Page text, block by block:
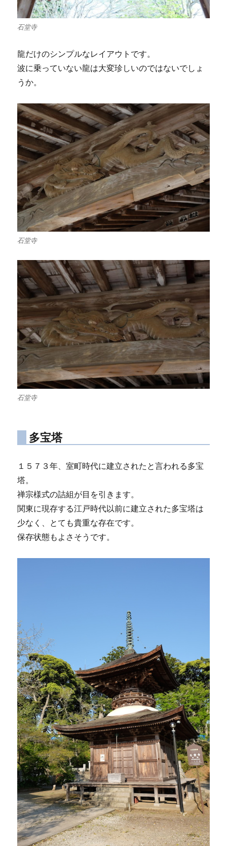
石堂寺
龍だけのシンプルなレイアウトです。
波に乗っていない龍は大変珍しいのではないでしょ
うか。
石堂寺
石堂寺
多宝塔
１５７３年、室町時代に建立されたと言われる多宝
塔。
禅宗様式の詰組が目を引きます。
関東に現存する江戸時代以前に建立された多宝塔は
少なく、とても貴重な存在です。
保存状態もよさそうです。